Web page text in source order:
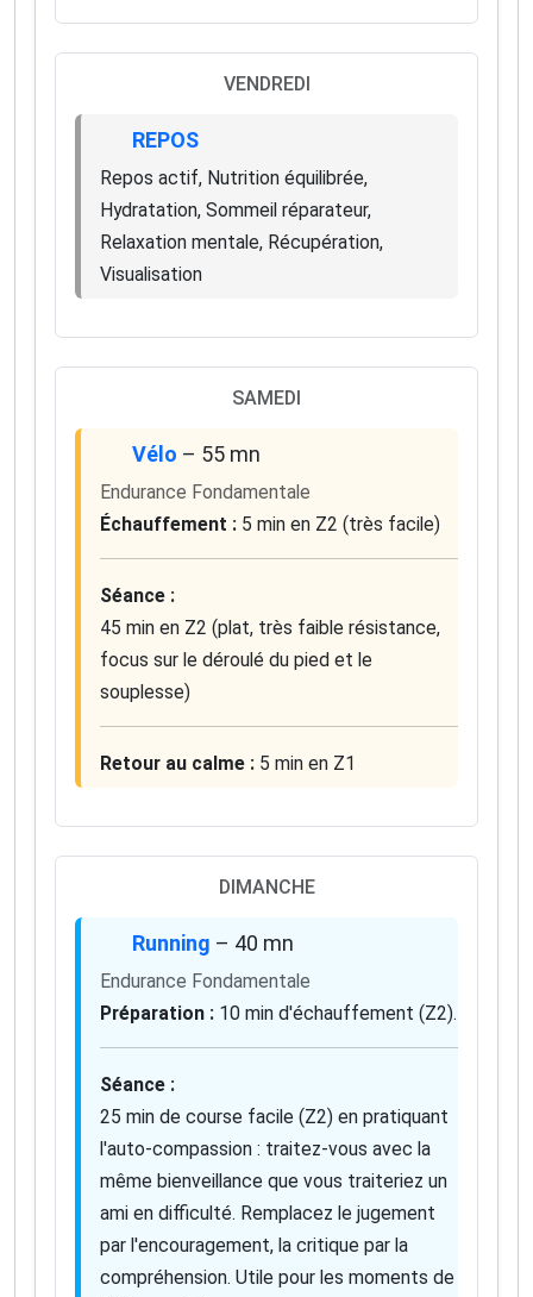
VENDREDI
REPOS
Repos actif, Nutrition équilibrée,
Hydratation, Sommeil réparateur,
Relaxation mentale, Récupération,
Visualisation
SAMEDI
Vélo – 55 mn
Endurance Fondamentale
Échauffement : 5 min en Z2 (très facile)
Séance :
45 min en Z2 (plat, très faible résistance,
focus sur le déroulé du pied et le
souplesse)
Retour au calme : 5 min en Z1
DIMANCHE
Running – 40 mn
Endurance Fondamentale
Préparation : 10 min d'échauffement (Z2).
Séance :
25 min de course facile (Z2) en pratiquant
l'auto-compassion : traitez-vous avec la
même bienveillance que vous traiteriez un
ami en difficulté. Remplacez le jugement
par l'encouragement, la critique par la
compréhension. Utile pour les moments de